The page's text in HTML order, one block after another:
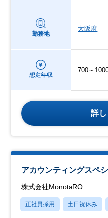
勤務地
大阪府
想定年収
700～
詳し
アカウンティングスペ
株式会社MonotaRO
正社員採用 土日祝休み